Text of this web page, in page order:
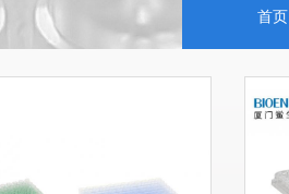
首页